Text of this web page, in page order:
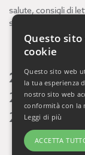
salute, consigli di
scienza
2026 2025
2020 2019
2014 2013
Questo
cookie
Questo sito web
la tua esperienza
nostro sito web
conformità con la
Leggi di più
ACCETTA